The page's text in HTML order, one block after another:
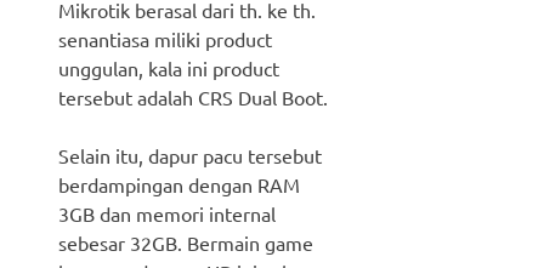
Mikrotik berasal dari th. ke th.
senantiasa miliki product
unggulan, kala ini product
tersebut adalah CRS Dual Boot.
Selain itu, dapur pacu tersebut
berdampingan dengan RAM
3GB dan memori internal
sebesar 32GB. Bermain game